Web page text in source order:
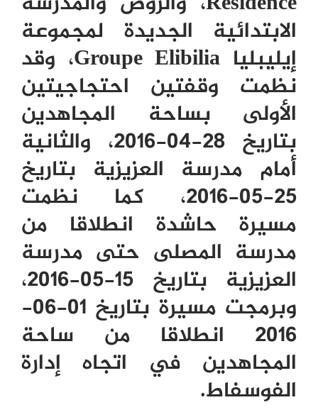
الابتدائية الجديدة لمجموعة
إيليبليا Groupe Elibilia، وقد
نظمت وقفتين احتجاجيتين
الأولى بساحة المجاهدين
بتاريخ 28-04-2016، والثانية
أمام مدرسة العزيزية بتاريخ
25-05-2016، كما نظمت
مسيرة حاشدة انطلاقا من
مدرسة المصلى حتى مدرسة
العزيزية بتاريخ 15-05-2016،
وبرمجت مسيرة بتاريخ 01-06-
2016 انطلاقا من ساحة
المجاهدين في اتجاه إدارة
الفوسفاط.